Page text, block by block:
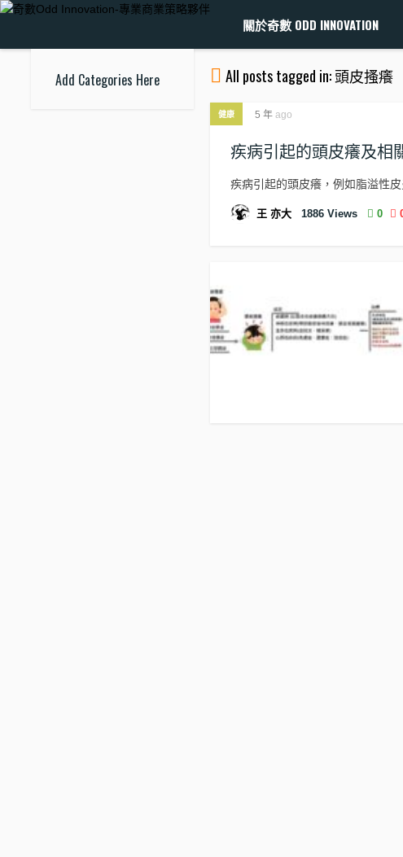
關於奇數 ODD INNOVATION
Add Categories Here All posts tagged in: 頭皮搔癢
健康 5 年 ago
疾病引起的頭皮癢及相
疾病引起的頭皮癢，例如脂溢性
王 亦大 1886 Views 0